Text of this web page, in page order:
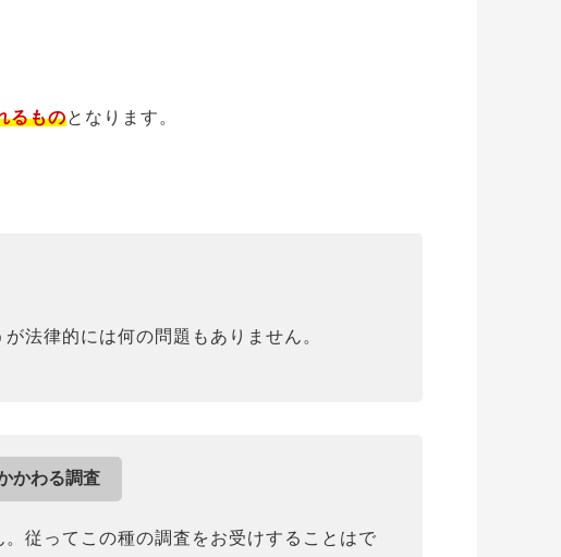
るものとなります。
法律的には何の問題もありません。
かわる調査
従ってこの種の調査をお受けすることはで